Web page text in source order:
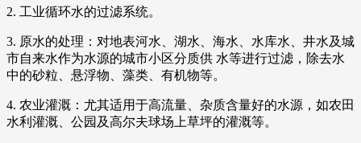
2. 工业循环水的过滤系统。
3. 原水的处理：对地表河水、湖水、海水、水库水、井水及城
市自来水作为水源的城市小区分质供 水等进行过滤，除去水
中的砂粒、悬浮物、藻类、有机物等。
4. 农业灌溉：尤其适用于高流量、杂质含量好的水源，如农田
水利灌溉、公园及高尔夫球场上草坪的灌溉等。